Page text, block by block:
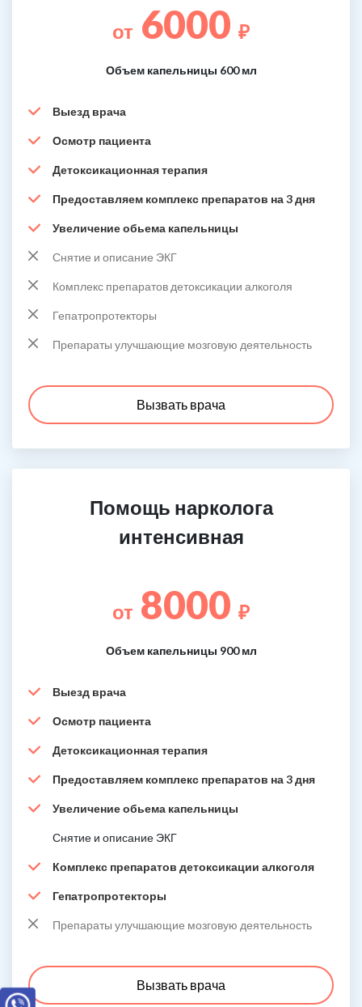
от 6000 ₽
Объем капельницы 600 мл
Выезд врача
Осмотр пациента
Детоксикационная терапия
Предоставляем комплекс препаратов на 3 дня
Увеличение обьема капельницы
Снятие и описание ЭКГ
Комплекс препаратов детоксикации алкоголя
Гепатропротекторы
Препараты улучшающие мозговую деятельность
Вызвать врача
Помощь нарколога
интенсивная
от 8000 ₽
Объем капельницы 900 мл
Выезд врача
Осмотр пациента
Детоксикационная терапия
Предоставляем комплекс препаратов на 3 дня
Увеличение обьема капельницы
Снятие и описание ЭКГ
Комплекс препаратов детоксикации алкоголя
Гепатропротекторы
Препараты улучшающие мозговую деятельность
Вызвать врача